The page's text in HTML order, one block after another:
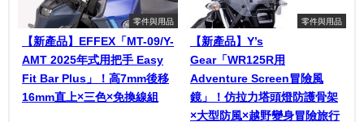
零件與用品
【新產品】EFFEX「MT-09/Y-
AMT 2025年式用把手 Easy
Fit Bar Plus」！高7mm後移
16mm直上×三色×免換線組
零件與用品
【新產品】Y’s
Gear「WR125R用
Adventure Screen冒險風
鏡」！仿拉力塔頭燈防護骨架
×大型防風×越野變身冒險旅行